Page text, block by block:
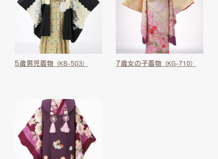
5歳男児着物 （KB-503） 7歳女の子着物 （KG-710）